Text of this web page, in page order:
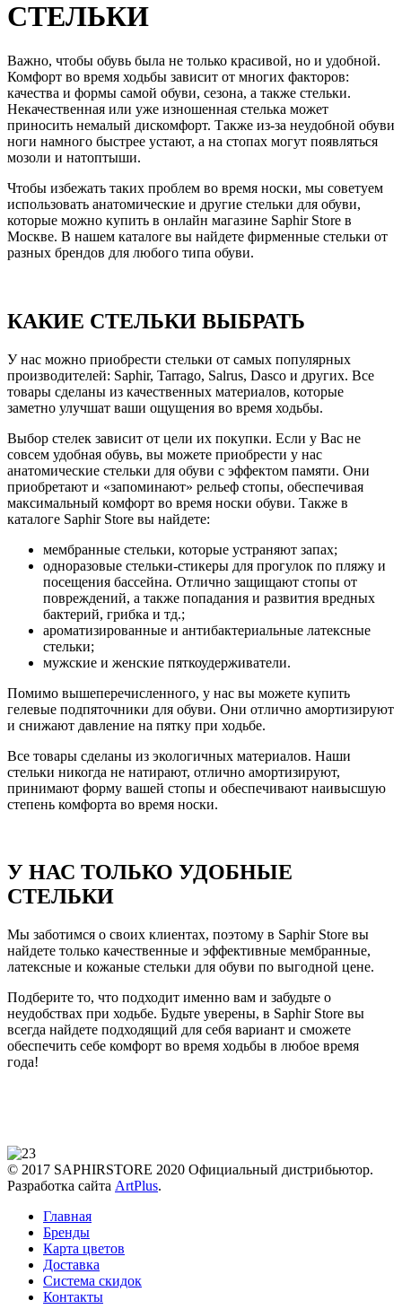
СТЕЛЬКИ
Важно, чтобы обувь была не только красивой, но и удобной.
Комфорт во время ходьбы зависит от многих факторов:
качества и формы самой обуви, сезона, а также стельки.
Некачественная или уже изношенная стелька может
приносить немалый дискомфорт. Также из-за неудобной обуви
ноги намного быстрее устают, а на стопах могут появляться
мозоли и натоптыши.
Чтобы избежать таких проблем во время носки, мы советуем
использовать анатомические и другие стельки для обуви,
которые можно купить в онлайн магазине Saphir Store в
Москве. В нашем каталоге вы найдете фирменные стельки от
разных брендов для любого типа обуви.
КАКИЕ СТЕЛЬКИ ВЫБРАТЬ
У нас можно приобрести стельки от самых популярных
производителей: Saphir, Tarrago, Salrus, Dasco и других. Все
товары сделаны из качественных материалов, которые
заметно улучшат ваши ощущения во время ходьбы.
Выбор стелек зависит от цели их покупки. Если у Вас не
совсем удобная обувь, вы можете приобрести у нас
анатомические стельки для обуви с эффектом памяти. Они
приобретают и «запоминают» рельеф стопы, обеспечивая
максимальный комфорт во время носки обуви. Также в
каталоге Saphir Store вы найдете:
мембранные стельки, которые устраняют запах;
одноразовые стельки-стикеры для прогулок по пляжу и
посещения бассейна. Отлично защищают стопы от
повреждений, а также попадания и развития вредных
бактерий, грибка и тд.;
ароматизированные и антибактериальные латексные
стельки;
мужские и женские пяткоудерживатели.
Помимо вышеперечисленного, у нас вы можете купить
гелевые подпяточники для обуви. Они отлично амортизируют
и снижают давление на пятку при ходьбе.
Все товары сделаны из экологичных материалов. Наши
стельки никогда не натирают, отлично амортизируют,
принимают форму вашей стопы и обеспечивают наивысшую
степень комфорта во время носки.
У НАС ТОЛЬКО УДОБНЫЕ
СТЕЛЬКИ
Мы заботимся о своих клиентах, поэтому в Saphir Store вы
найдете только качественные и эффективные мембранные,
латексные и кожаные стельки для обуви по выгодной цене.
Подберите то, что подходит именно вам и забудьте о
неудобствах при ходьбе. Будьте уверены, в Saphir Store вы
всегда найдете подходящий для себя вариант и сможете
обеспечить себе комфорт во время ходьбы в любое время
года!
© 2017 SAPHIRSTORE 2020 Официальный дистрибьютор.
Разработка сайта ArtPlus.
Главная
Бренды
Карта цветов
Доставка
Система скидок
Контакты